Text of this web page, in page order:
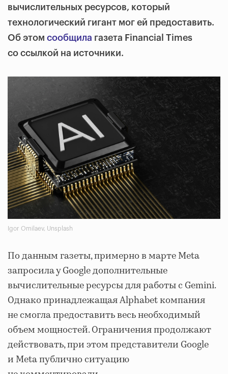
вычислительных ресурсов, который
технологический гигант мог ей предоставить.
Об этом сообщила газета Financial Times
со ссылкой на источники.
Igor Omilaev, Unsplash
По данным газеты, примерно в марте Meta
запросила у Google дополнительные
вычислительные ресурсы для работы с Gemini.
Однако принадлежащая Alphabet компания
не смогла предоставить весь необходимый
объем мощностей. Ограничения продолжают
действовать, при этом представители Google
и Meta публично ситуацию